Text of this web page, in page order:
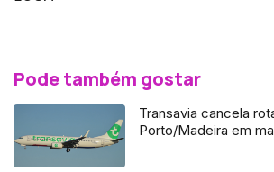
Pode também gostar
Transavia cancela
Porto/Madeira em